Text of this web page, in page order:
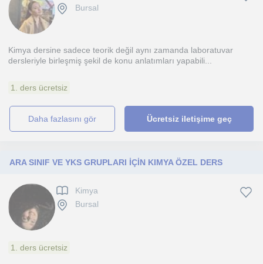
Bursal
Kimya dersine sadece teorik değil aynı zamanda laboratuvar
dersleriyle birleşmiş şekil de konu anlatımları yapabili...
1. ders ücretsiz
daha fazlasını gör Ücretsiz iletişime geç
ARA SINIF VE YKS GRUPLARI İÇİN KIMYA ÖZEL DERS
Kimya
Bursal
1. ders ücretsiz